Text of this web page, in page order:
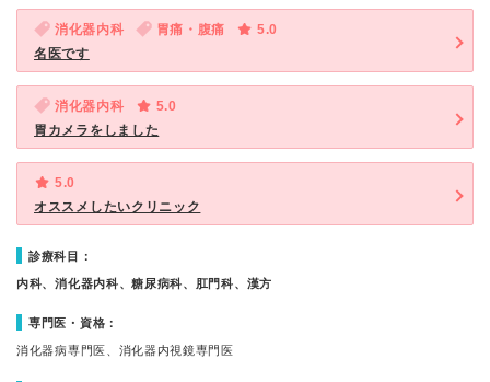
消化器内科 胃痛・腹痛
5.0
名医です
消化器内科
5.0
胃カメラをしました
5.0
オススメしたいクリニック
診療科目：
内科、消化器内科、糖尿病科、肛門科、漢方
専門医・資格：
消化器病専門医、消化器内視鏡専門医